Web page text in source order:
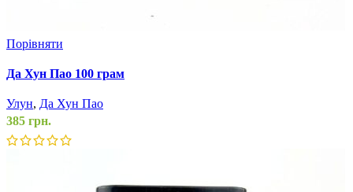
Порівняти
Да Хун Пао 100 грам
Улун, Да Хун Пао
385 грн.